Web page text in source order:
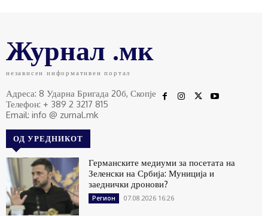
Журнал .мк
независен информативен портал
Адреса: 8 Ударна Бригада 20б, Скопје
Телефон: + 389 2 3217 815
Email: info @ zurnal.mk
ОД УРЕДНИКОТ
Германските медиуми за посетата на
Зеленски на Србија: Муниција и
заеднички дронови?
Регион 07.08.2026 16:26